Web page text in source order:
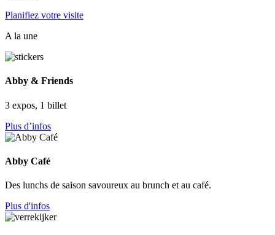
Planifiez votre visite
A la une
Abby & Friends
3 expos, 1 billet
Plus d’infos
Abby Café
Des lunchs de saison savoureux au brunch et au café.
Plus d'infos